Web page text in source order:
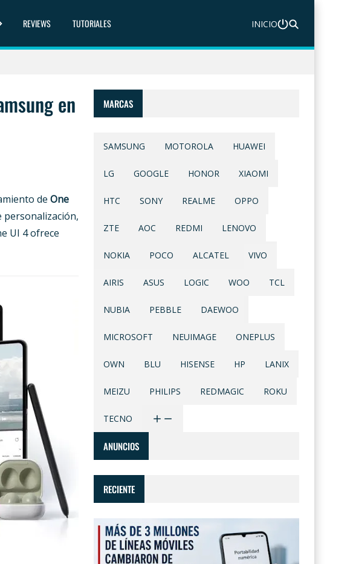
REVIEWS TUTORIALES INICIO
en
de One
personalización,
UI 4 ofrece
MARCAS
SAMSUNG MOTOROLA HUAWEI
LG GOOGLE HONOR XIAOMI
HTC SONY REALME OPPO
ZTE AOC REDMI LENOVO
NOKIA POCO ALCATEL VIVO
AIRIS ASUS LOGIC WOO TCL
NUBIA PEBBLE DAEWOO
MICROSOFT NEUIMAGE ONEPLUS
OWN BLU HISENSE HP LANIX
MEIZU PHILIPS REDMAGIC ROKU
TECNO
ANUNCIOS
RECIENTE